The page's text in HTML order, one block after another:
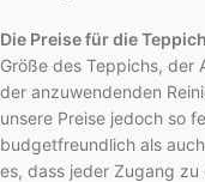
Die Preise für die
Größe des Teppichs, der
der anzuwendenden
unsere Preise jedoch so
budgetfreundlich als
es, dass jeder Zugang zu